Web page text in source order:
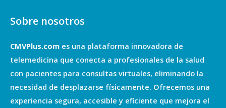
Sobre nosotros
CMVPlus.com es una plataforma innovadora de
telemedicina que conecta a profesionales de la salud
con pacientes para consultas virtuales, eliminando la
necesidad de desplazarse físicamente. Ofrecemos una
experiencia segura, accesible y eficiente que mejora el